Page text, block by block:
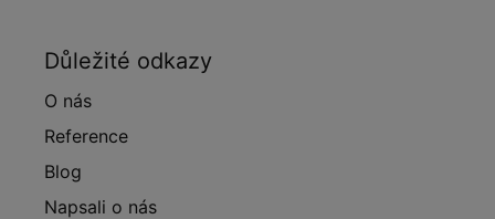
Důležité odkazy
O nás
Reference
Blog
Napsali o nás